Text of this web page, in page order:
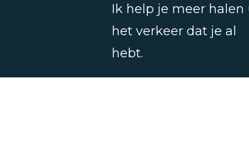
Ik help je meer halen
het verkeer dat je al
hebt.